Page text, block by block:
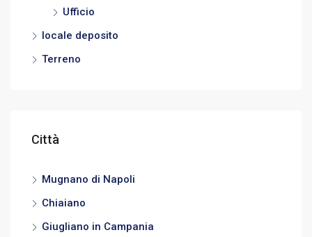
Ufficio
locale deposito
Terreno
Città
Mugnano di Napoli
Chiaiano
Giugliano in Campania